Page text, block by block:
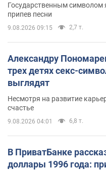
Государственным символом
припев песни
9.08.2026 09:15 2,7 т.
Александру
трех детях секс-
выглядят
Несмотря на развитие
счастье
9.08.2026 04:01 6,8 т.
В ПриватБанке
доллары 1996 года: